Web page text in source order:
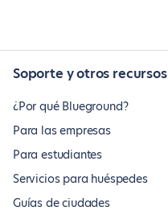
Soporte y otros recursos
¿Por qué Blueground?
Para las empresas
Para estudiantes
Servicios para huéspedes
Guías de ciudades